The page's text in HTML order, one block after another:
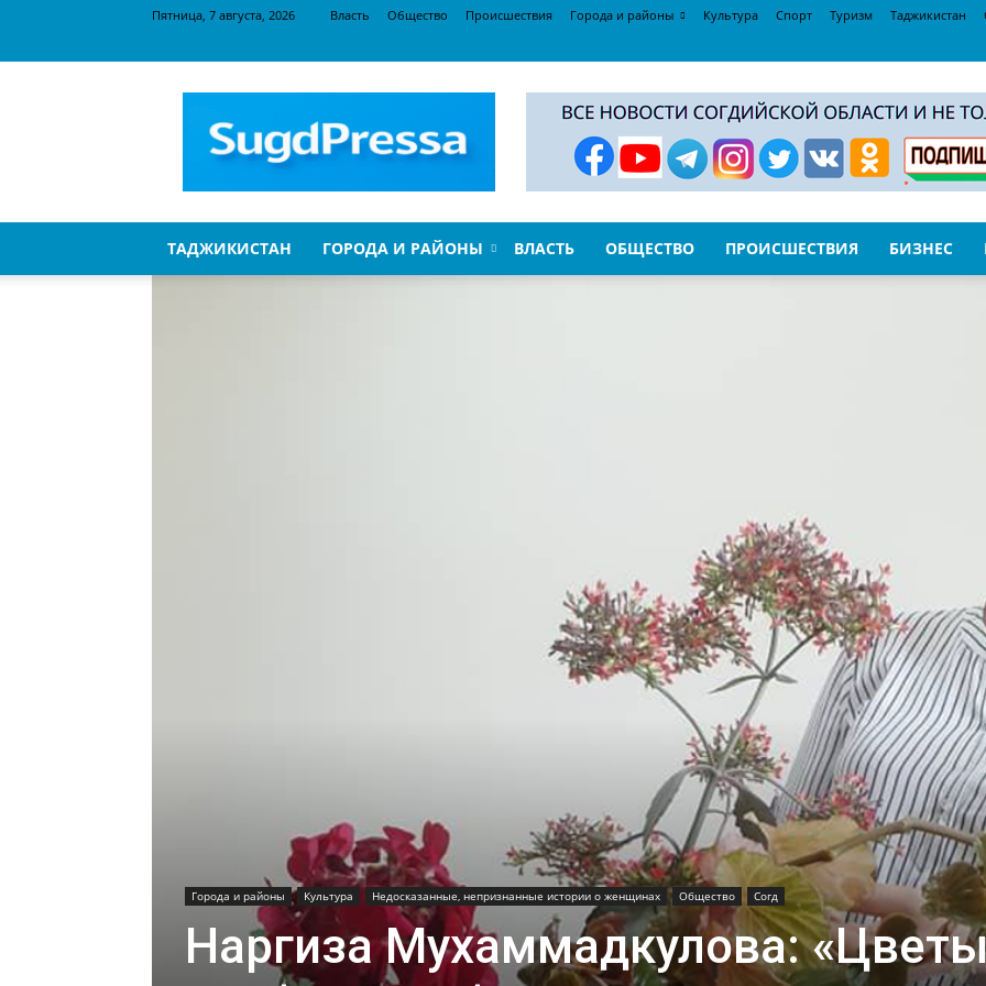
Пятница, 7 августа, 2026 Власть Общество Происшествия Города и районы Культура Спорт Туризм Таджикистан
ТАДЖИКИСТАН ГОРОДА И РАЙОНЫ ВЛАСТЬ ОБЩЕСТВО ПРОИСШЕСТВИЯ БИЗНЕС
Города и районы Культура Недосказанные, непризнанные истории о женщинах Общество Согд
Наргиза Мухаммадкулова: